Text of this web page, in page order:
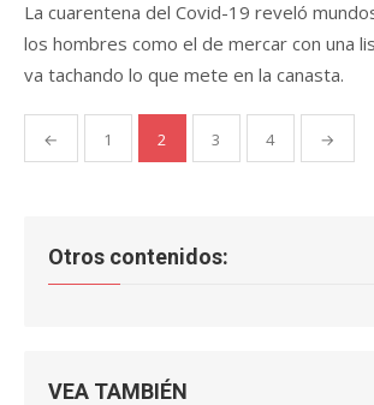
La cuarentena del Covid-19 reveló
los hombres como el de mercar con una
va tachando lo que mete en la canasta.
Paginación
de
← 1 2 3 4 →
Otros contenidos:
VEA TAMBIÉN